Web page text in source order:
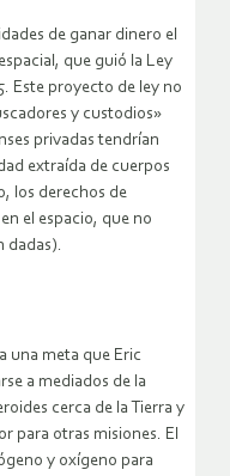
de ganar dinero el
que guió la Ley
Este proyecto de ley no
y custodios»
privadas tendrían
extraída de cuerpos
los derechos de
el espacio, que no
dadas).
una meta que Eric
a mediados de la
cerca de la Tierra y
para otras misiones. El
y oxígeno para